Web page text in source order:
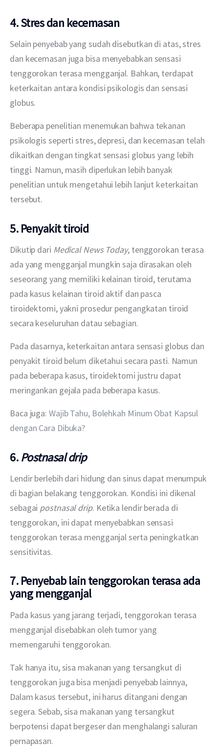
4. Stres dan kecemasan
Selain penyebab yang sudah disebutkan di atas, stres
dan kecemasan juga bisa menyebabkan sensasi
tenggorokan terasa mengganjal. Bahkan, terdapat
keterkaitan antara kondisi psikologis dan sensasi
globus.
Beberapa penelitian menemukan bahwa tekanan
psikologis seperti stres, depresi, dan kecemasan telah
dikaitkan dengan tingkat sensasi globus yang lebih
tinggi. Namun, masih diperlukan lebih banyak
penelitian untuk mengetahui lebih lanjut keterkaitan
tersebut.
5. Penyakit tiroid
Dikutip dari Medical News Today, tenggorokan terasa
ada yang mengganjal mungkin saja dirasakan oleh
seseorang yang memiliki kelainan tiroid, terutama
pada kasus kelainan tiroid aktif dan pasca
tiroidektomi, yakni prosedur pengangkatan tiroid
secara keseluruhan datau sebagian.
Pada dasarnya, keterkaitan antara sensasi globus dan
penyakit tiroid belum diketahui secara pasti. Namun
pada beberapa kasus, tiroidektomi justru dapat
meringankan gejala pada beberapa kasus.
Baca juga: Wajib Tahu, Bolehkah Minum Obat Kapsul
dengan Cara Dibuka?
6.Postnasal drip
Lendir berlebih dari hidung dan sinus dapat menumpuk
di bagian belakang tenggorokan. Kondisi ini dikenal
sebagai postnasal drip. Ketika lendir berada di
tenggorokan, ini dapat menyebabkan sensasi
tenggorokan terasa mengganjal serta peningkatkan
sensitivitas.
7. Penyebab lain tenggorokan terasa ada
yang mengganjal
Pada kasus yang jarang terjadi, tenggorokan terasa
mengganjal disebabkan oleh tumor yang
memengaruhi tenggorokan.
Tak hanya itu, sisa makanan yang tersangkut di
tenggorokan juga bisa menjadi penyebab lainnya,
Dalam kasus tersebut, ini harus ditangani dengan
segera. Sebab, sisa makanan yang tersangkut
berpotensi dapat bergeser dan menghalangi saluran
pernapasan.